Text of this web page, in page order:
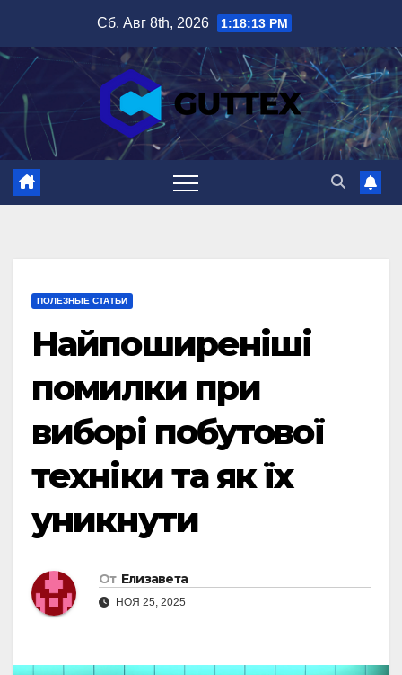
содержимому
Сб. Авг 8th, 2026 1:18:14 PM
ПОЛЕЗНЫЕ СТАТЬИ
Найпоширеніші
помилки при
виборі побутової
техніки та як їх
уникнути
От Елизавета
НОЯ 25, 2025